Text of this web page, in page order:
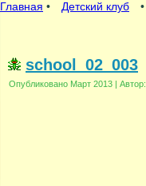
Главная • Детский клуб •
school_02_003
Опубликовано Март 2013 | Автор: